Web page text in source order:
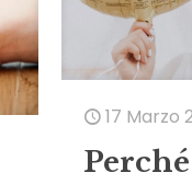
17 Marzo